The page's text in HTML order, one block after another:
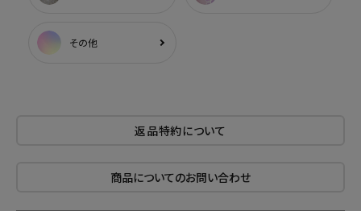
その他
返品特約について
商品についてのお問い合わせ